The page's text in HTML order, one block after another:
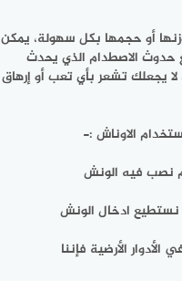
أو حجمها بكل سهولة، يمكن
حدوث الاصطدام الذي يحدث
يجعلك تشعر بأي تعب أو إرهاق
الاوناش :-
نصب فيه الونش
نستطيع ادخال الونش
الأرضية فإننا